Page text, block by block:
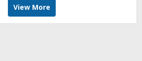
View More